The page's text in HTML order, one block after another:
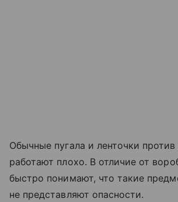
Обычные пугала и ленточки
работают плохо. В отличие от
быстро понимают, что такие
не представляют опасности.